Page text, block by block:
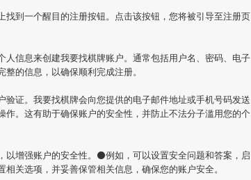
找到一个醒目的注册按钮。点击该按钮，您将被引导至注册页
人信息来创建我要找棋牌账户。通常包括用户名、密码、电子
的信息，以确保顺利完成注册。
证。 我要找棋牌会向您提供的电子邮件地址或手机号码发送
作。这有助于确保账户的安全性，并防止不法分子滥用您的个
以增强账户的安全性。⚫例如，可以设置安全问题和答案，启
关选项，并妥善保管相关信息，确保您的账户安全。